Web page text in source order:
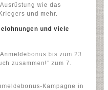
wie das
und mehr.
und viele
bis zum 23.
zusammen!“ zum 7.
Kampagne in